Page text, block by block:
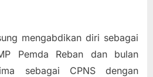
mengabdikan diri sebagai
Pemda Reban dan bulan
sebagai CPNS dengan